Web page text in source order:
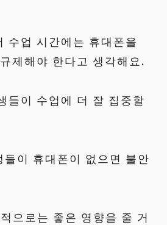
수업 시간에는 휴대폰을
제해야 한다고 생각해요.
들이 수업에 더 잘 집중할
들이 휴대폰이 없으면 불안
으로는 좋은 영향을 줄 거